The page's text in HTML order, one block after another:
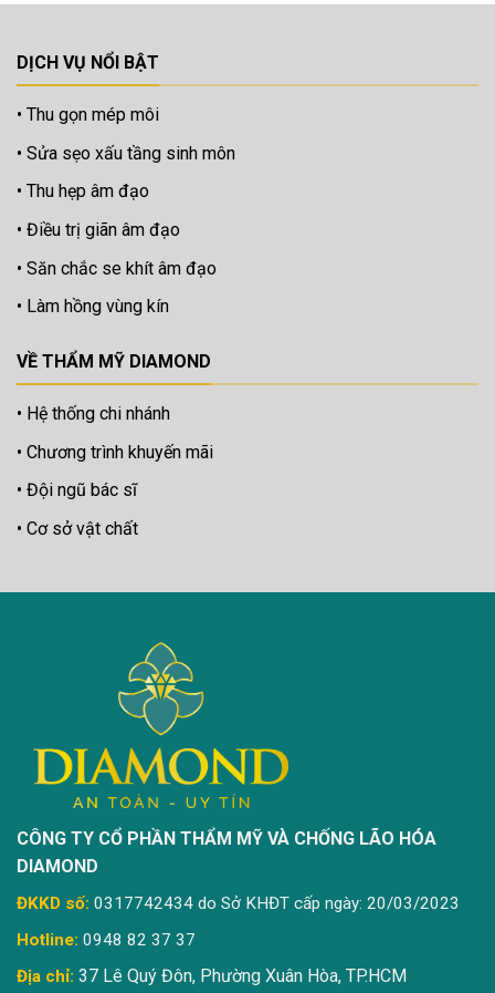
DỊCH VỤ NỔI BẬT
Thu gọn mép môi
Sửa sẹo xấu tầng sinh môn
Thu hẹp âm đạo
Điều trị giãn âm đạo
Săn chắc se khít âm đạo
Làm hồng vùng kín
VỀ THẨM MỸ DIAMOND
Hệ thống chi nhánh
Chương trình khuyến mãi
Đội ngũ bác sĩ
Cơ sở vật chất
CÔNG TY CỔ PHẦN THẨM MỸ VÀ CHỐNG LÃO HÓA
DIAMOND
ĐKKD số: 0317742434 do Sở KHĐT cấp ngày: 20/03/2023
Hotline: 0948 82 37 37
Địa chỉ: 37 Lê Quý Đôn, Phường Xuân Hòa, TP.HCM